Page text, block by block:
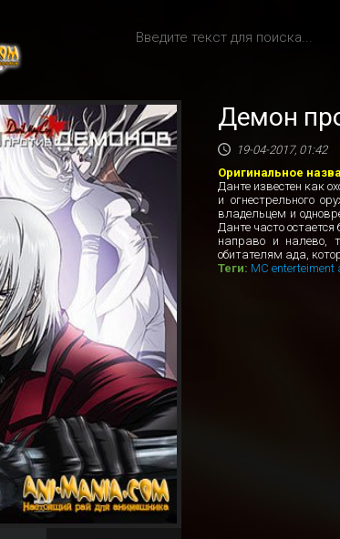
Демон
19-04-2017, 01:42
Оригинальное
Данте известен как
и огнестрельного
владельцем и
Данте часто
направо и налево,
обитателям ада,
Теги: MC enterteiment